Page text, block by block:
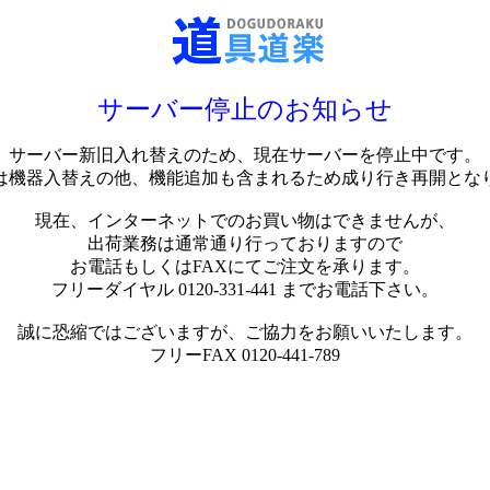
サーバー停止のお知らせ
サーバー新旧入れ替えのため、現在サーバーを停止中です。
機器入替えの他、機能追加も含まれるため成り行き再開とな
現在、インターネットでのお買い物はできませんが、
出荷業務は通常通り行っておりますので
お電話もしくはFAXにてご注文を承ります。
フリーダイヤル 0120-331-441 までお電話下さい。
誠に恐縮ではございますが、ご協力をお願いいたします。
フリーFAX 0120-441-789